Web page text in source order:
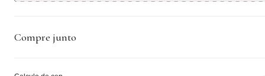
Compre junto